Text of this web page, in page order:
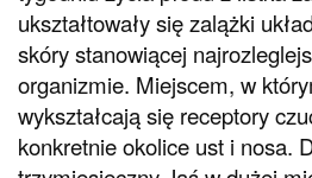
ukształtowały się zalążki
skóry stanowiącej
organizmie. Miejscem, w
wykształcają się receptory
konkretnie okolice ust i nosa.